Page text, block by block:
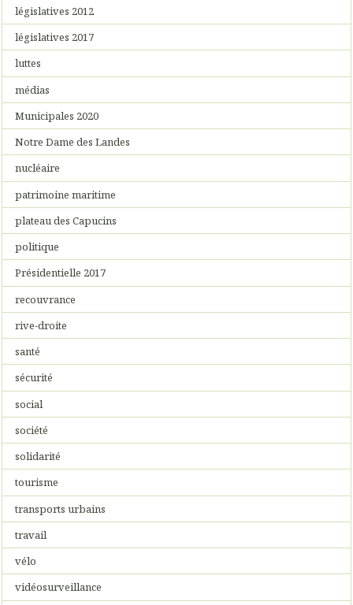
législatives 2012
législatives 2017
luttes
médias
Municipales 2020
Notre Dame des Landes
nucléaire
patrimoine maritime
plateau des Capucins
politique
Présidentielle 2017
recouvrance
rive-droite
santé
sécurité
social
société
solidarité
tourisme
transports urbains
travail
vélo
vidéosurveillance